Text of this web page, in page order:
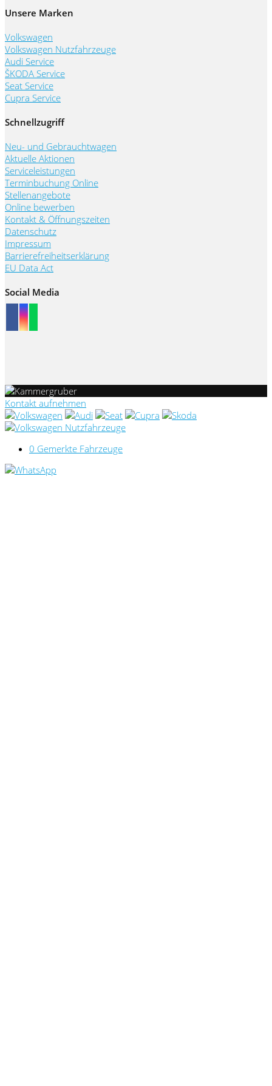
Unsere Marken
Volkswagen
Volkswagen Nutzfahrzeuge
Audi Service
ŠKODA Service
Seat Service
Cupra Service
Schnellzugriff
Neu- und Gebrauchtwagen
Aktuelle Aktionen
Serviceleistungen
Terminbuchung Online
Stellenangebote
Online bewerben
Kontakt & Öffnungszeiten
Datenschutz
Impressum
Barrierefreiheitserklärung
EU Data Act
Social Media
Kontakt aufnehmen
0 Gemerkte Fahrzeuge